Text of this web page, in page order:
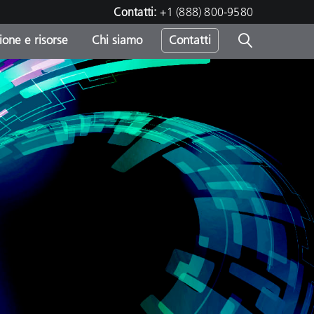
Contatti: +1 (888) 800-9580
e risorse Chi siamo Contatti